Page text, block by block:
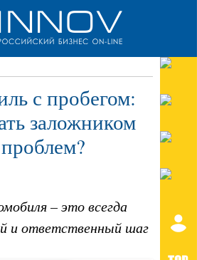
с пробегом:
заложником
– это всегда
и ответственный шаг